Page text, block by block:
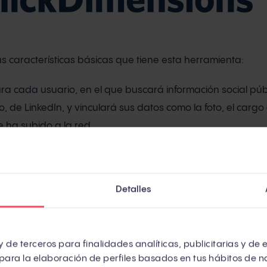
Detalles
de terceros para finalidades analíticas, publicitarias y de
la elaboración de perfiles basados en tus hábitos de
características básicas que tiene esta herramienta:
cada usuario, en el que buscará información social
de LinkedIn, y vinculará sus datos como la foto, el cargo
ha subido a la red.
para acciones específicas.
cada usuario y te permite hacer un lead scoring (si
leer el
los emails que quieras enviar. El básico te permite hasta